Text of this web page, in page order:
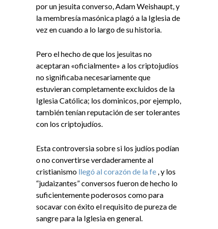
por un jesuita converso, Adam Weishaupt, y
la membresía masónica plagó a la Iglesia de
vez en cuando a lo largo de su historia.
Pero el hecho de que los jesuitas no
aceptaran «oficialmente» a los criptojudíos
no significaba necesariamente que
estuvieran completamente excluidos de la
Iglesia Católica; los dominicos, por ejemplo,
también tenían reputación de ser tolerantes
con los criptojudíos.
Esta controversia sobre si los judíos podían
o no convertirse verdaderamente al
cristianismo llegó al corazón de la fe , y los
“judaizantes” conversos fueron de hecho lo
suficientemente poderosos como para
socavar con éxito el requisito de pureza de
sangre para la Iglesia en general.